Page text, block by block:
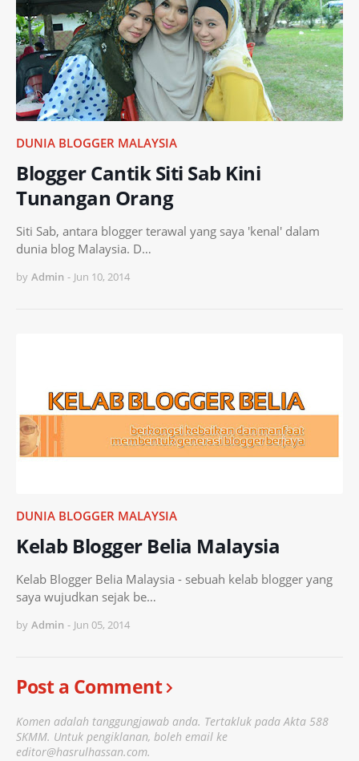
DUNIA BLOGGER MALAYSIA
Blogger Cantik Siti Sab Kini
Tunangan Orang
Siti Sab, antara blogger terawal yang saya 'kenal' dalam
dunia blog Malaysia. D…
by Admin - Jun 10, 2014
DUNIA BLOGGER MALAYSIA
Kelab Blogger Belia Malaysia
Kelab Blogger Belia Malaysia - sebuah kelab blogger yang
saya wujudkan sejak be…
by Admin - Jun 05, 2014
Post a Comment
Komen adalah tanggungjawab anda. Tertakluk pada Akta 588
SKMM. Untuk pengiklanan, boleh email ke
editor@hasrulhassan.com.